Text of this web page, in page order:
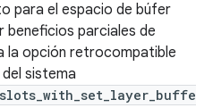
para el espacio de búfer
parciales de
la opción retrocompatible
sistema